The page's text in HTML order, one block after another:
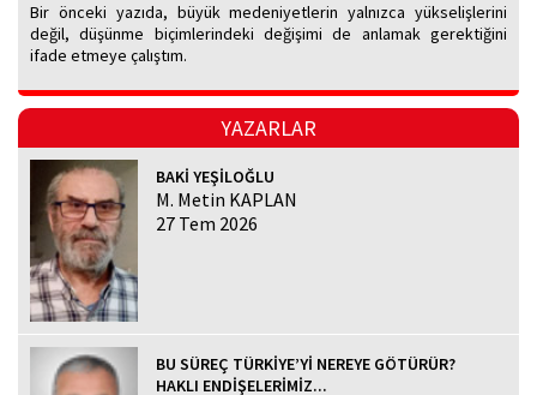
Bir önceki yazıda, büyük medeniyetlerin yalnızca yükselişlerini
değil, düşünme biçimlerindeki değişimi de anlamak gerektiğini
ifade etmeye çalıştım.
YAZARLAR
BAKİ YEŞİLOĞLU
M. Metin KAPLAN
27 Tem 2026
BU SÜREÇ TÜRKİYE’Yİ NEREYE GÖTÜRÜR?
HAKLI ENDİŞELERİMİZ...